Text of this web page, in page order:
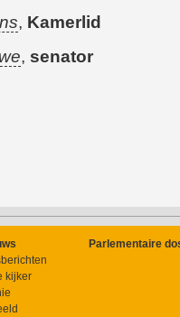
, Kamerlid
, senator
kijker
Parlementaire